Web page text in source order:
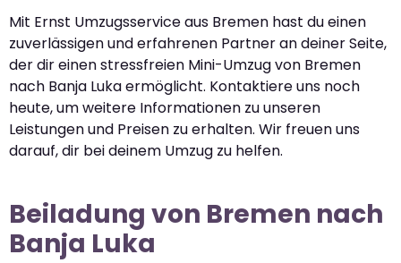
Mit Ernst Umzugsservice aus Bremen hast du einen
zuverlässigen und erfahrenen Partner an deiner Seite,
der dir einen stressfreien Mini-Umzug von Bremen
nach Banja Luka ermöglicht. Kontaktiere uns noch
heute, um weitere Informationen zu unseren
Leistungen und Preisen zu erhalten. Wir freuen uns
darauf, dir bei deinem Umzug zu helfen.
Beiladung von Bremen nach
Banja Luka